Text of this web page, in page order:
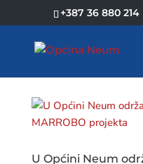
+387 36 880 214
U Općini Neum